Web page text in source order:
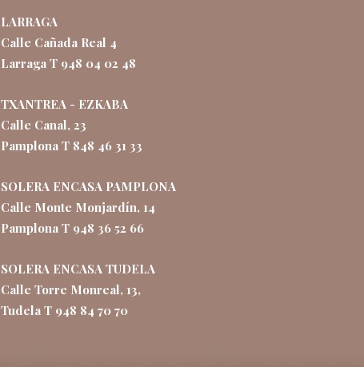
LARRAGA
Calle Cañada Real 4
Larraga T 948 04 02 48
TXANTREA - EZKABA
Calle Canal, 23
Pamplona T 848 46 31 33
SOLERA ENCASA PAMPLONA
Calle Monte Monjardín, 14
Pamplona T 948 36 52 66
SOLERA ENCASA TUDELA
Calle Torre Monreal, 13,
Tudela T 948 84 70 70